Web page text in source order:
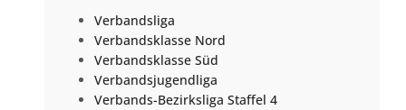
Verbandsliga
Verbandsklasse Nord
Verbandsklasse Süd
Verbandsjugendliga
Verbands-Bezirksliga Staffel 4